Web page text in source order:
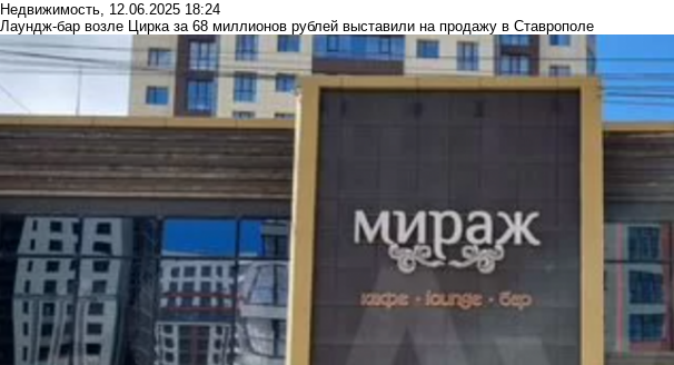
Недвижимость, 12.06.2025 18:24
Лаундж-бар возле Цирка за 68 миллионов рублей выставили на продажу в Ставрополе